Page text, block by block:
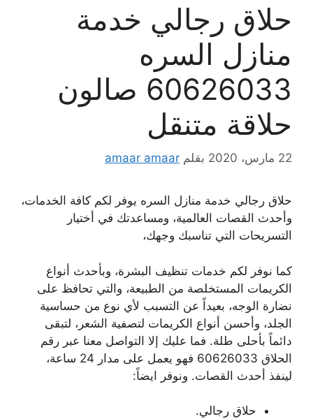
حلاق رجالي خدمة
منازل السره
60626033 صالون
حلاقة متنقل
22 مارس، 2020 بقلم amaar amaar
حلاق رجالي خدمة منازل السره يوفر لكم كافة الخدمات،
وأحدث القصات العالمية، ومساعدتك في أختيار
التسريحات التي تناسبك وجهك،
كما نوفر لكم خدمات تنظيف البشرة، وبأحدث أنواع
الكريمات المستخلصة من الطبيعة، والتي تحافظ على
نضارة الوجه، بعيداً عن التسبب لأي نوع من حساسية
الجلد، وأحسن أنواع الكريمات لتصفية الشعر، لتبقى
دائماً بأحلى طلة. فما عليك إلا التواصل معنا عبر رقم
الحلاق 60626033 فهو يعمل على مدار 24 ساعة،
لينفذ أحدث القصات. ونوفر ايضاً:
حلاق رجالي.